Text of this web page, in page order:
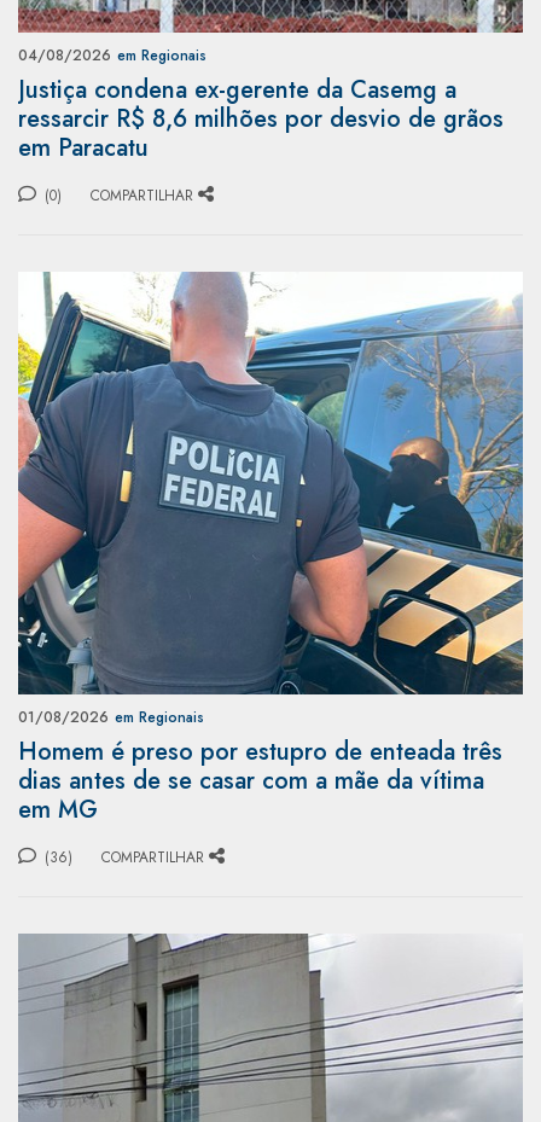
04/08/2026 em Regionais
Justiça condena ex-gerente da Casemg a
ressarcir R$ 8,6 milhões por desvio de grãos
em Paracatu
(0) COMPARTILHAR
01/08/2026 em Regionais
Homem é preso por estupro de enteada três
dias antes de se casar com a mãe da vítima
em MG
(36) COMPARTILHAR